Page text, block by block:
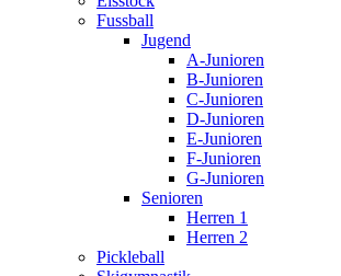
Fussball
Jugend
A-Junioren
B-Junioren
C-Junioren
D-Junioren
E-Junioren
F-Junioren
G-Junioren
Senioren
Herren 1
Herren 2
Pickleball